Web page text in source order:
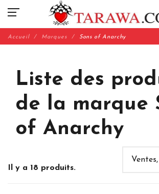
Accueil Marques Sons of Anarchy
Liste des
de la marque
of Anarchy
Il y a 18 produits.